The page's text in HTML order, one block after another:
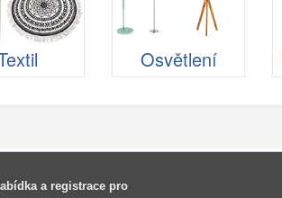
Osvětlení
a registrace pro